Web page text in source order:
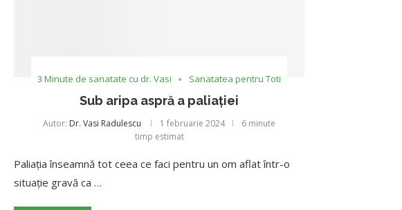
3 Minute de sanatate cu dr. Vasi Sanatatea pentru Toti
Sub aripa aspră a paliației
Autor: Dr. Vasi Radulescu 1 februarie 2024
6 minute
timp estimat
Paliația înseamnă tot ceea ce faci pentru un om aflat într-o
situație gravă ca …